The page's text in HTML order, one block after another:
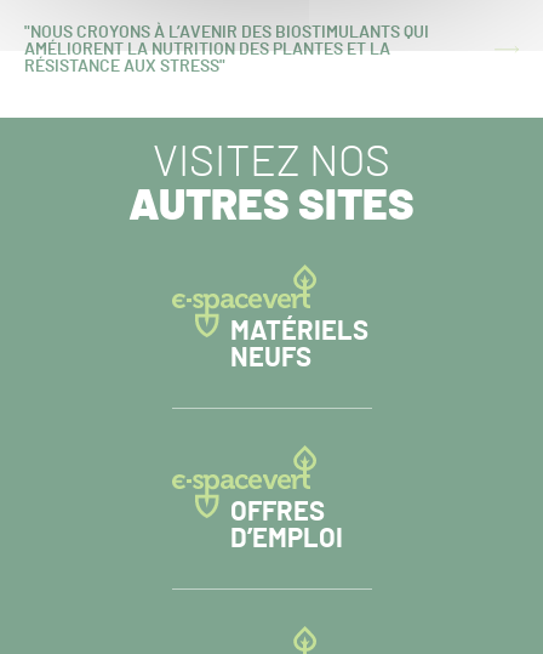
ARTICLE
SUIVANT :
"NOUS CROYONS À L’AVENIR DES BIOSTIMULANTS QUI
AMÉLIORENT LA NUTRITION DES PLANTES ET LA
RÉSISTANCE AUX STRESS"
VISITEZ NOS
AUTRES SITES
MATÉRIELS
NEUFS
OFFRES
D’EMPLOI